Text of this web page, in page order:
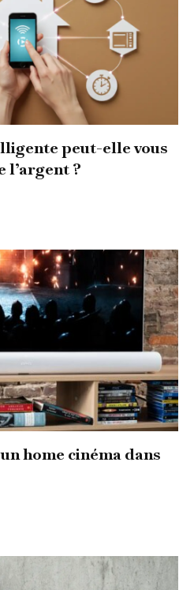
peut-elle vous
l’argent ?
home cinéma dans